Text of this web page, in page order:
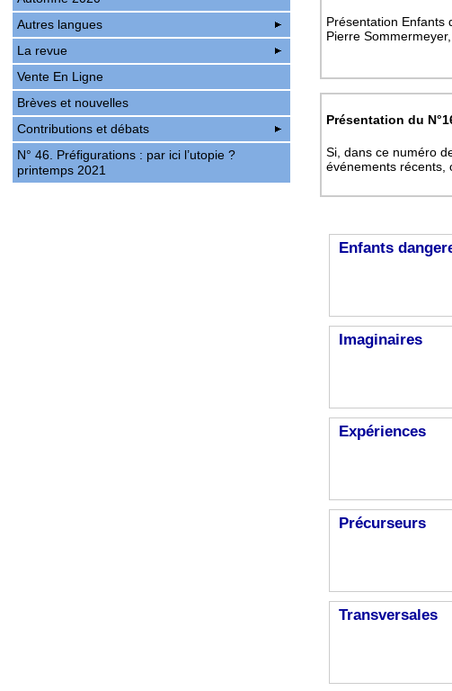
Présentation Enfants
Pierre
Présentation du
Si, dans ce numéro
événements
Enfants
Imaginaires
Expériences
Précurseurs
Transversales
Autres langues
La revue
Vente En Ligne
Brèves et nouvelles
Contributions et débats
N° 46. Préfigurations : par ici l’utopie ?
printemps 2021